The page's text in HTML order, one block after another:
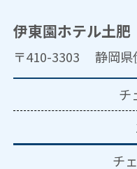
伊東園ホテル土肥
〒410-3303 静岡県
チ
チ